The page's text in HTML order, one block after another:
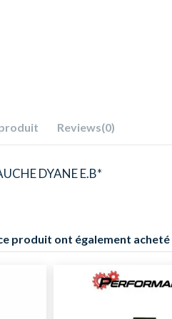
Reviews(0)
DYANE E.B*
produit ont également acheté